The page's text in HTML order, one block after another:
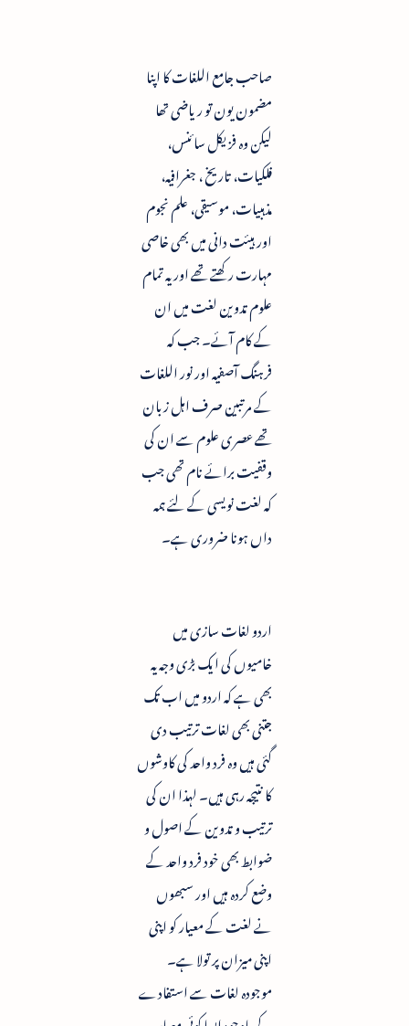
صاحب جامع اللغات کا اپنا
مضمون یون تو ریاضی تھا
لیکن وہ فزیکل سائنس،
فلکیات، تاریخ ، جغرافیہ،
مذہبیات، موسیقی، علم نجوم
اور ہیئت دانی میں بھی خاصی
مہارت رکھتے تھے اور یہ تمام
علوم تدوین لغت میں ان
کے کام آئے۔ جب کہ
فرہنگ آصفیہ اور نور اللغات
کے مرتبین صرف اہل زبان
تھے عصری علوم سے ان کی
وقفیت برائے نام تھی جب
کہ لغت نویسی کے لئے ہمہ
داں ہونا ضروری ہے۔
اردو لغات سازی میں
خامیوں کی ایک بڑی وجہ یہ
بھی ہے کہ اردو میں اب تک
جتنی بھی لغات ترتیب دی
گئی ہیں وہ فرد واحد کی کاوشوں
کا نتیجہ رہی ہیں۔ لہذا ان کی
ترتیب و تدوین کے اصول و
ضوابط بھی خود فرد واحد کے
وضع کردہ ہیں اور سبھوں
نے لغت کے معیار کو اپنی
اپنی میزان پر تولا ہے۔
موجودہ لغات سے استفادے